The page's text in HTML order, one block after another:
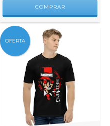
COMPRAR
OFERTA